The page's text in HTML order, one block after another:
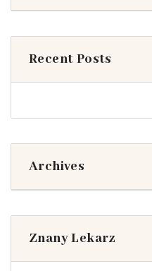
Recent Posts
Archives
Znany Lekarz